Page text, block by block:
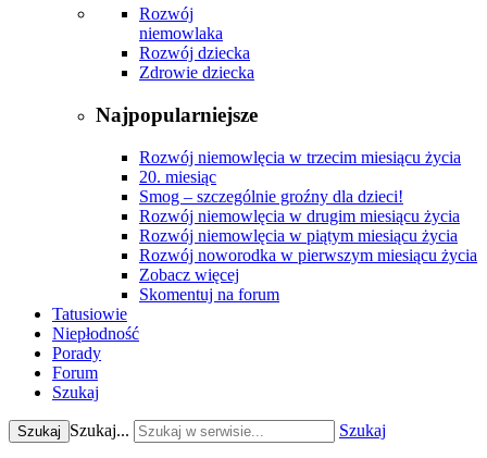
Rozwój
niemowlaka
Rozwój dziecka
Zdrowie dziecka
Najpopularniejsze
Rozwój niemowlęcia w trzecim miesiącu życia
20. miesiąc
Smog – szczególnie groźny dla dzieci!
Rozwój niemowlęcia w drugim miesiącu życia
Rozwój niemowlęcia w piątym miesiącu życia
Rozwój noworodka w pierwszym miesiącu życia
Zobacz więcej
Skomentuj na forum
Tatusiowie
Niepłodność
Porady
Forum
Szukaj
Szukaj Szukaj... Szukaj